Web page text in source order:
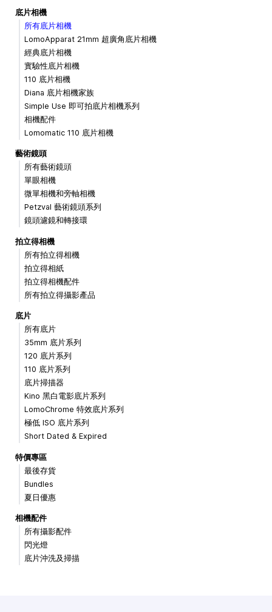
底片相機
所有底片相機
LomoApparat 21mm 超廣角底片相機
經典底片相機
實驗性底片相機
110 底片相機
Diana 底片相機家族
Simple Use 即可拍底片相機系列
相機配件
Lomomatic 110 底片相機
藝術鏡頭
所有藝術鏡頭
單眼相機
微單相機和旁軸相機
Petzval 藝術鏡頭系列
鏡頭濾鏡和轉接環
拍立得相機
所有拍立得相機
拍立得相紙
拍立得相機配件
所有拍立得攝影產品
底片
所有底片
35mm 底片系列
120 底片系列
110 底片系列
底片掃描器
Kino 黑白電影底片系列
LomoChrome 特效底片系列
極低 ISO 底片系列
Short Dated & Expired
特價專區
最後存貨
Bundles
夏日優惠
相機配件
所有攝影配件
閃光燈
底片沖洗及掃描